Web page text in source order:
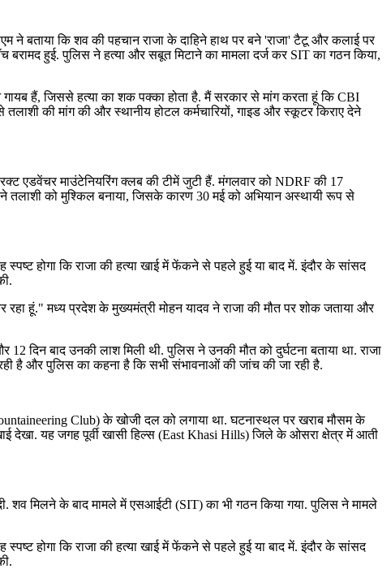
ने बताया कि शव की पहचान राजा के दाहिने हाथ पर बने 'राजा' टैटू और कलाई पर
बरामद हुई. पुलिस ने हत्या और सबूत मिटाने का मामला दर्ज कर SIT का गठन किया,
हैं, जिससे हत्या का शक पक्का होता है. मैं सरकार से मांग करता हूं कि CBI
की मांग की और स्थानीय होटल कर्मचारियों, गाइड और स्कूटर किराए देने
एडवेंचर माउंटेनियरिंग क्लब की टीमें जुटी हैं. मंगलवार को NDRF की 17
ने तलाशी को मुश्किल बनाया, जिसके कारण 30 मई को अभियान अस्थायी रूप से
स्पष्ट होगा कि राजा की हत्या खाई में फेंकने से पहले हुई या बाद में. इंदौर के सांसद
हूं." मध्य प्रदेश के मुख्यमंत्री मोहन यादव ने राजा की मौत पर शोक जताया और
दिन बाद उनकी लाश मिली थी. पुलिस ने उनकी मौत को दुर्घटना बताया था. राजा
है और पुलिस का कहना है कि सभी संभावनाओं की जांच की जा रही है.
Club) के खोजी दल को लगाया था. घटनास्थल पर खराब मौसम के
देखा. यह जगह पूर्वी खासी हिल्स (East Khasi Hills) जिले के ओसरा क्षेत्र में आती
शव मिलने के बाद मामले में एसआईटी (SIT) का भी गठन किया गया. पुलिस ने मामले
स्पष्ट होगा कि राजा की हत्या खाई में फेंकने से पहले हुई या बाद में. इंदौर के सांसद